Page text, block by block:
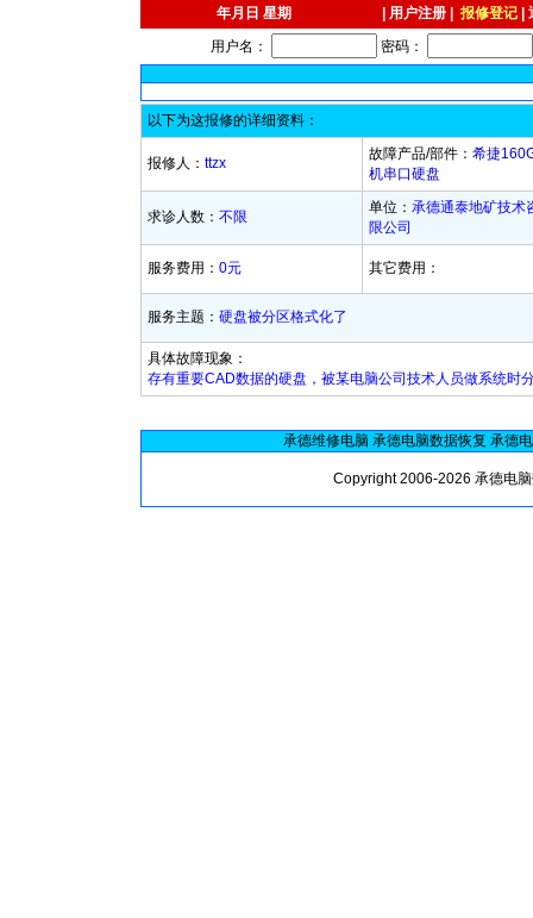
年月 日 星期 用户注册| 报修登记|
用户名：
密码：
以下为这报修的详细资料：
报修人： ttzx
故障产品/部件： 希捷
机串口硬盘
求诊人数： 不限
单位： 承德通泰地矿技术
限公司
服务费用： 0元 其它费用：
服务主题： 硬盘被分区格式化了
具体故障现象：
存有重要CAD数据的硬盘，被某电脑公司技术人员做系统时
承德维修电脑 承德电脑数据恢复 承德
Copyright 2006-2026 承德电